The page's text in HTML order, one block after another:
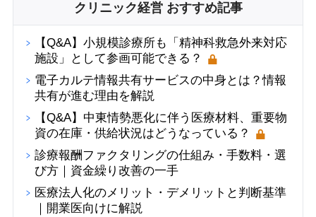
クリニック経営 おすすめ記事
【Q&A】小規模診療所も「精神科救急外来対応
施設」として参画可能できる？
電子カルテ情報共有サービスの中身とは？情報
共有が進む理由を解説
【Q&A】中東情勢悪化に伴う医療材料、重要物
資の在庫・供給状況はどうなっている？
診療報酬ファクタリングの仕組み・手数料・選
び方｜資金繰り改善の一手
医療法人化のメリット・デメリットと判断基準
｜開業医向けに解説